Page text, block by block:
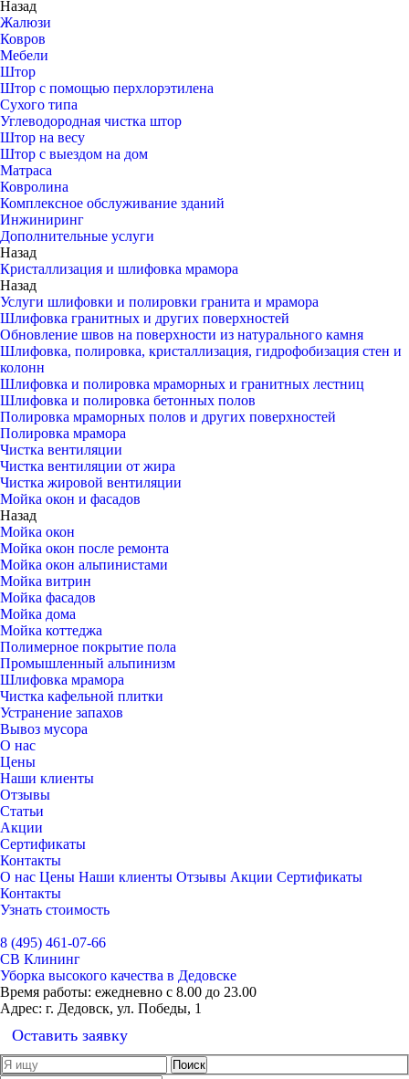
Назад
Жалюзи
Ковров
Мебели
Штор
Штор с помощью перхлорэтилена
Сухого типа
Углеводородная чистка штор
Штор на весу
Штор с выездом на дом
Матраса
Ковролина
Комплексное обслуживание зданий
Инжиниринг
Дополнительные услуги
Назад
Кристаллизация и шлифовка мрамора
Назад
Услуги шлифовки и полировки гранита и мрамора
Шлифовка гранитных и других поверхностей
Обновление швов на поверхности из натурального камня
Шлифовка, полировка, кристаллизация, гидрофобизация стен и
колонн
Шлифовка и полировка мраморных и гранитных лестниц
Шлифовка и полировка бетонных полов
Полировка мраморных полов и других поверхностей
Полировка мрамора
Чистка вентиляции
Чистка вентиляции от жира
Чистка жировой вентиляции
Мойка окон и фасадов
Назад
Мойка окон
Мойка окон после ремонта
Мойка окон альпинистами
Мойка витрин
Мойка фасадов
Мойка дома
Мойка коттеджа
Полимерное покрытие пола
Промышленный альпинизм
Шлифовка мрамора
Чистка кафельной плитки
Устранение запахов
Вывоз мусора
О нас
Цены
Наши клиенты
Отзывы
Статьи
Акции
Сертификаты
Контакты
О нас Цены Наши клиенты Отзывы Акции Сертификаты
Контакты
Узнать стоимость
8 (495) 461-07-66
СВ Клининг
Уборка высокого качества в Дедовске
Время работы: ежедневно с 8.00 до 23.00
Адрес: г. Дедовск, ул. Победы, 1
Оставить заявку